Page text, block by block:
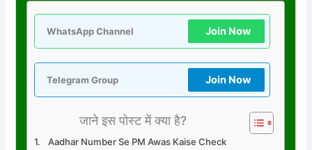
WhatsApp Channel Join Now
Telegram Group Join Now
जाने इस पोस्ट में क्या है?
Aadhar Number Se PM Awas Kaise Check